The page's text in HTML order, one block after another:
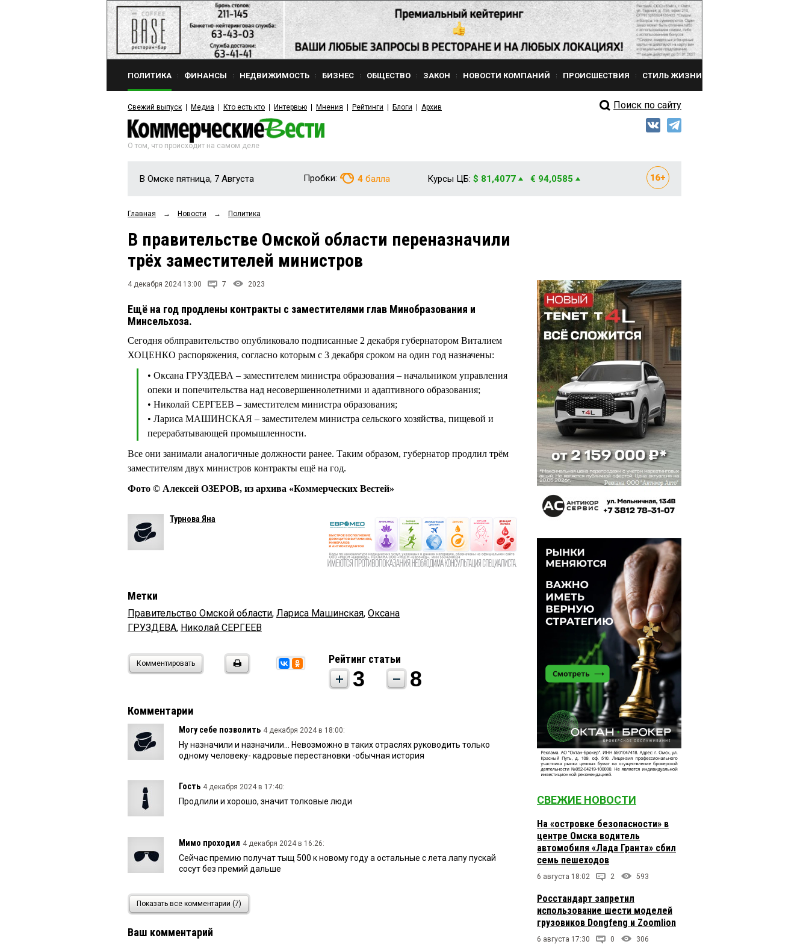
ПОЛИТИКА ФИНАНСЫ НЕДВИЖИМОСТЬ БИЗНЕС ОБЩЕСТВО ЗАКОН НОВОСТИ КОМПАНИЙ ПРОИСШЕСТВИЯ СТИЛЬ ЖИЗНИ
Свежий выпуск Медиа Кто есть кто Интервью Мнения Рейтинги Блоги Архив Поиск по сайту
О том, что происходит на самом деле
В Омске пятница, 7 Августа Пробки: 4 балла Курсы ЦБ: $ 81,4077 € 94,0585
Главная → Новости → Политика
В правительстве Омской области переназначили
трёх заместителей министров
4 декабря 2024 13:00 7 2023
Ещё на год продлены контракты с заместителями глав Минобразования и
Минсельхоза.
Сегодня облправительство опубликовало подписанные 2 декабря губернатором Виталием
ХОЦЕНКО распоряжения, согласно которым с 3 декабря сроком на один год назначены:
• Оксана ГРУЗДЕВА – заместителем министра образования – начальником управления
опеки и попечительства над несовершеннолетними и адаптивного образования;
• Николай СЕРГЕЕВ – заместителем министра образования;
• Лариса МАШИНСКАЯ – заместителем министра сельского хозяйства, пищевой и
перерабатывающей промышленности.
Все они занимали аналогичные должности ранее. Таким образом, губернатор продлил трём
заместителям двух министров контракты ещё на год.
Фото © Алексей ОЗЕРОВ, из архива «Коммерческих Вестей»
Турнова Яна
Метки
Правительство Омской области, Лариса Машинская, Оксана
ГРУЗДЕВА, Николай СЕРГЕЕВ
Комментировать Рейтинг статьи
3 8
Комментарии
Могу себе позволить 4 декабря 2024 в 18:00:
Ну назначили и назначили... Невозможно в таких отраслях руководить только
одному человеку- кадровые перестановки -обычная история
Гость 4 декабря 2024 в 17:40:
Продлили и хорошо, значит толковые люди
Мимо проходил 4 декабря 2024 в 16:26:
Сейчас премию получат тыщ 500 к новому году а остальные с лета лапу пускай
сосут без премий дальше
Александр 4 декабря 2024 в 16:14:
Животноводства не осталось, поголовье на спаде давно
Показать все комментарии (7)
Ваш комментарий
СВЕЖИЕ НОВОСТИ
На «островке безопасности» в
центре Омска водитель
автомобиля «Лада Гранта» сбил
семь пешеходов
6 августа 18:02 2 593
Росстандарт запретил
использование шести моделей
грузовиков Dongfeng и Zoomlion
6 августа 17:30 0 306